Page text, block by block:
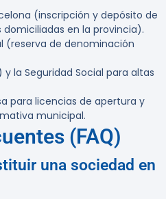
(inscripción y depósito de
en la provincia).
(reserva de denominación
y la Seguridad Social para altas
para licencias de apertura y
municipal.
(FAQ)
una sociedad en